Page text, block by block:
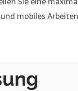
mobiles